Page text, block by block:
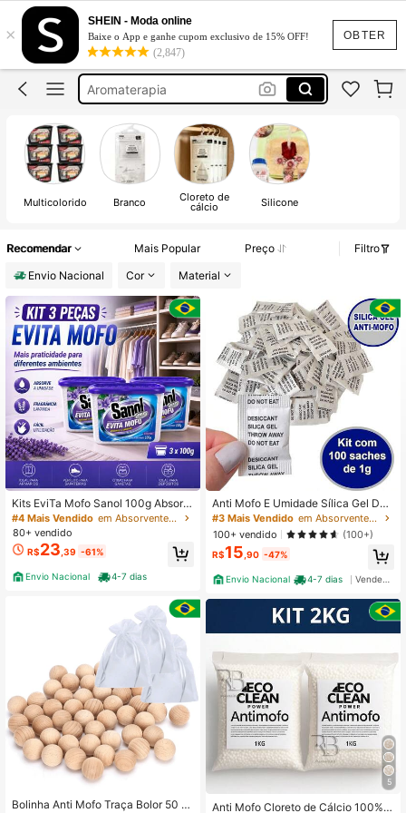
OBTER
×
SHEIN - Moda online
Baixe o App e ganhe cupom exclusivo de 15% OFF!
(2,847)
Cozinha
Lavanderia
Aromaterapia
Mofo
Cozinha
Lavanderia
Multicolorido Branco Cloreto de
cálcio Silicone
Recomendar Mais Popular Preço
Filtro
Envio Nacional
Cor Material
Kits EviTa Mofo Sanol 100g Absorv
e A Umidade Do Ambiente, Ideal Pa
ra Armários Gavetas Cozinhas Lava
nderias Banheiros Quartos E Closet
#4 Mais Vendido
em Absorventes de umidade e dessecantes
80+ vendido
R$23 ,39 -61%
Envio Nacional 4-7 dias
Bolinha Anti Mofo Traça Bolor 50 U
Anti Mofo E Umidade Sílica Gel Des
umidificador 100 Sachês 1g cada
#3 Mais Vendido
em Absorventes de umidade e dessecantes
100+ vendido
(100+)
R$15 ,90 -47%
Envio Nacional 4-7 dias Vendedor Indicado
5
Anti Mofo Cloreto de Cálcio 100% P